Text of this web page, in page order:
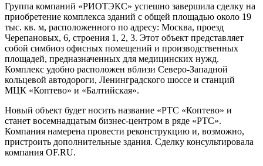
Группа компаний «РИОТЭКС» успешно завершила сделку на
приобретение комплекса зданий с общей площадью около 19
тыс. кв. м, расположенного по адресу: Москва, проезд
Черепановых, 6, строения 1, 2, 3. Этот объект представляет
собой симбиоз офисных помещений и производственных
площадей, предназначенных для медицинских нужд.
Комплекс удобно расположен вблизи Северо-Западной
кольцевой автодороги, Ленинградского шоссе и станций
МЦК «Коптево» и «Балтийская».
Новый объект будет носить название «РТС «Коптево» и
станет восемнадцатым бизнес-центром в ряде «РТС».
Компания намерена провести реконструкцию и, возможно,
пристроить дополнительные здания. Сделку консультировала
компания OF.RU.